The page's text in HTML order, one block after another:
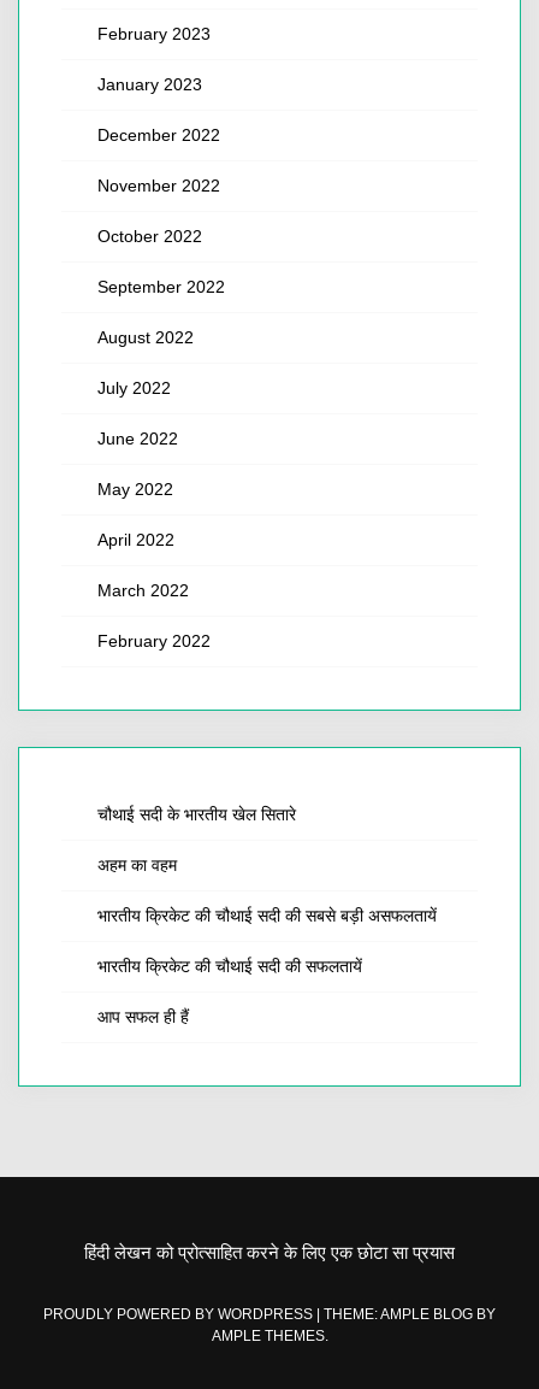
February 2023
January 2023
December 2022
November 2022
October 2022
September 2022
August 2022
July 2022
June 2022
May 2022
April 2022
March 2022
February 2022
चौथाई सदी के भारतीय खेल सितारे
अहम का वहम
भारतीय क्रिकेट की चौथाई सदी की सबसे बड़ी असफलतायें
भारतीय क्रिकेट की चौथाई सदी की सफलतायें
आप सफल ही हैं
हिंदी लेखन को प्रोत्साहित करने के लिए एक छोटा सा प्रयास
PROUDLY POWERED BY WORDPRESS
THEME: AMPLE BLOG BY
AMPLE THEMES.